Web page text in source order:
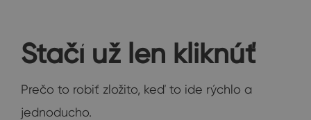
Stačí už len kliknúť
Prečo to robiť zložito, keď to ide rýchlo a
jednoducho.